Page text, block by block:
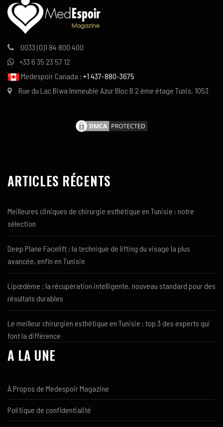
0033 (0)1 84 800 400
+33 6 35 23 57 12
Medespoir Canada : +1 437-880-3675
Rue du Lac Biwa Immeuble Azur Bloc B 2 ème étage Tunis, 1053
ARTICLES RÉCENTS
Meilleures cliniques de chirurgie esthétique en Tunisie : notre
sélection
Deep Plane Facelift : la technique de lifting du visage la plus
avancée, enfin en Tunisie
Lipœdème : la récupération intelligente, nouveau standard pour des
résultats durables
Le meilleur chirurgien esthétique en Tunisie : top 3 des experts qui
font la différence
A LA UNE
À Propos de Medespoir Magazine
Politique de confidentialité